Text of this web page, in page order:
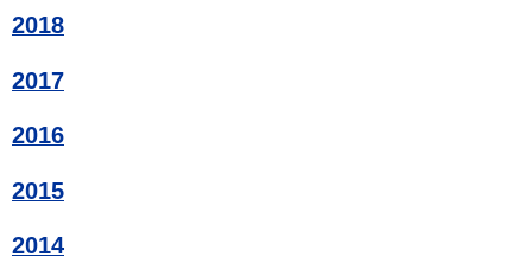
2018
2017
2016
2015
2014